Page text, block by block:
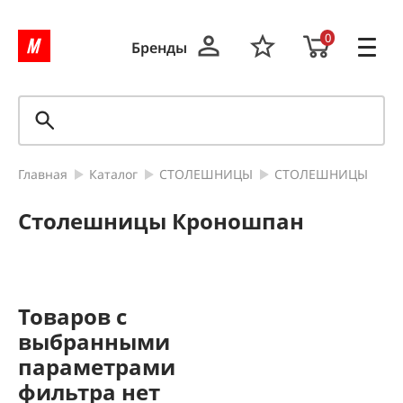
Бренды
0
Главная Каталог СТОЛЕШНИЦЫ СТОЛЕШНИЦЫ
Столешницы Кроношпан
Товаров с
выбранными
параметрами
фильтра нет